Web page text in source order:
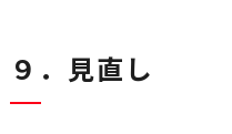
９．見直し